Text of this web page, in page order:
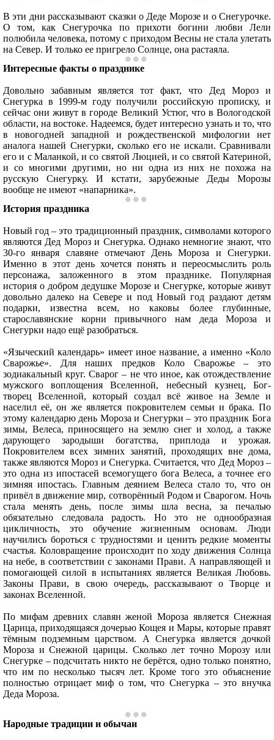
В эти дни рассказывают сказки о Деде Морозе и о Снегурочке.
О том, как Снегурочка по прихоти богини любви Лели
полюбила человека, потому с приходом Весны не стала улетать
на Север. И только ее пригрело Солнце, она растаяла.
Интересные факты о празднике
Довольно забавным является тот факт, что Дед Мороз и
Снегурка в 1999-м году получили российскую прописку, и
сейчас они живут в городе Великий Устюг, что в Вологодской
области, на востоке. Надеемся, будет интересно узнать и то, что
в новогодней западной и рождественской мифологии нет
аналога нашей Снегурки, сколько его не искали. Сравнивали
его и с Маланкой, и со святой Люцией, и со святой Катериной,
и со многими другими, но ни одна из них не похожа на
русскую Снегурку. И кстати, зарубежные Деды Морозы
вообще не имеют «напарника».
История праздника
Новый год – это традиционный праздник, символами которого
являются Дед Мороз и Снегурка. Однако немногие знают, что
30-го января славяне отмечают День Мороза и Снегурки.
Именно в этот день хочется понять и переосмыслить роль
персонажа, заложенного в этом празднике. Популярная
история о добром дедушке Морозе и Снегурке, которые живут
довольно далеко на Севере и под Новый год раздают детям
подарки, известна всем, но каковы более глубинные,
старославянские корни привычного нам деда Мороза и
Снегурки надо ещё разобраться.
«Языческий календарь» имеет иное название, а именно «Коло
Сварожье». Для наших предков Коло Сварожье – это
зодиакальный круг. Сварог – не что иное, как отождествление
мужского воплощения Вселенной, небесный кузнец, Бог-
творец Вселенной, который создал всё живое на Земле и
населил её, он же является покровителем семьи и брака. По
этому календарю день Мороза и Снегурки – это праздник Бога
зимы, Велеса, приносящего на землю снег и холод, а также
дарующего зародыши богатства, приплода и урожая.
Покровителем всех зимних занятий, проходящих вне дома,
также являются Мороз и Снегурка. Считается, что Дед Мороз –
это одна из ипостасей всемогущего бога Велеса, а точнее его
зимняя ипостась. Главным деянием Велеса стало то, что он
привёл в движение мир, сотворённый Родом и Сварогом. Ночь
стала менять день, после зимы шла весна, за печалью
обязательно следовала радость. Но это не однообразная
цикличность, это обучение жизненным основам. Люди
научились бороться с трудностями и ценить редкие моменты
счастья. Коловращение происходит по ходу движения Солнца
на небе, в соответствии с законами Прави. А направляющей и
помогающей силой в испытаниях является Великая Любовь.
Законы Прави, в свою очередь, рассказывают о Творце и
законах Вселенной.
По мифам древних славян женой Мороза является Снежная
Царица, приходящаяся дочерью Кощея и Мары, которые правят
тёмным подземным царством. А Снегурка является дочкой
Мороза и Снежной царицы. Сколько лет точно Морозу или
Снегурке – подсчитать никто не берётся, одно только понятно,
что им по несколько тысяч лет. Кроме того это объяснение
полностью отрицает миф о том, что Снегурка – это внучка
Деда Мороза.
Народные традиции и обычаи